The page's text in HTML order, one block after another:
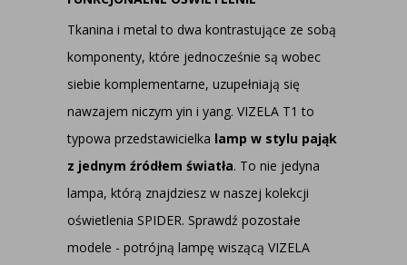
Tkanina i metal to dwa kontrastujące ze sobą
komponenty, które jednocześnie są wobec
siebie komplementarne, uzupełniają się
nawzajem niczym yin i yang. VIZELA T1 to
typowa przedstawicielka lamp w stylu pająk
z jednym źródłem światła. To nie jedyna
lampa, którą znajdziesz w naszej kolekcji
oświetlenia SPIDER. Sprawdź pozostałe
modele - potrójną lampę wiszącą VIZELA